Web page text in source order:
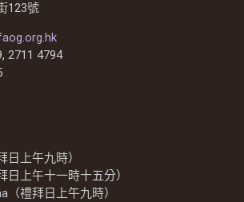
123號
2711 4794
日上午九時）
日上午十一時十五分）
（禮拜日上午九時）